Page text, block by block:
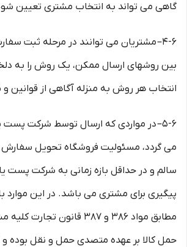
گاهی می تواند به انتخاب مشتری تعیین
۴-۶– مشتریان می توانند در مرحله ثبت
بین روشهای ارسال ممکن، یک روش را به
انتخاب هر روش به منزله آگاهی از قوانین
۵-۶– در مواردی که ارسال توسط شرکت پست
می گردد، مسئولیت فروشگاه تحویل
سالم و در حداقل بازه زمانی به شرکت پست یا
پیگیری برای مشتری می باشد. در این موارد
مطابق مواد ۳۸۶ و ۳۸۷ قانون
حمل کالا بر عهده متصدی حمل و نقل بوده و